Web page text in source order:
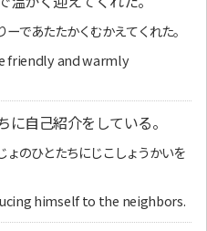
であたたかくむかえてくれた。
friendly and warmly
自己紹介をしている。
ょのひとたちにじこしょうかいを
himself to the neighbors.